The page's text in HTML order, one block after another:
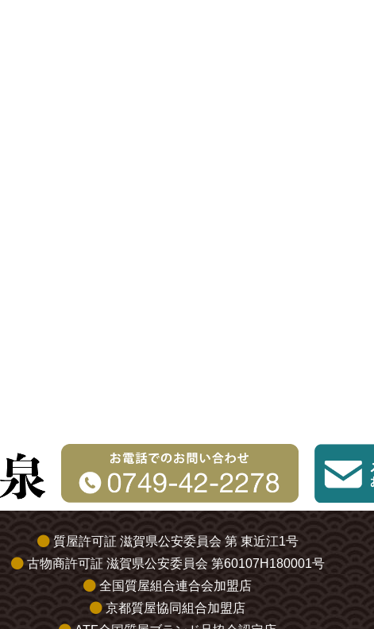
質屋許可証 滋賀県公安委員会 第 東近江1号
古物商許可証 滋賀県公安委員会 第60107H180001号
全国質屋組合連合会加盟店
京都質屋協同組合加盟店